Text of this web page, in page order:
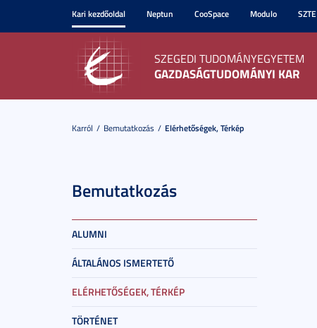
Kari kezdőoldal Neptun CooSpace Modulo SZTE
SZEGEDI TUDOMÁNYEGYETEM
GAZDASÁGTUDOMÁNYI KAR
Karról Bemutatkozás Elérhetőségek, Térkép
Bemutatkozás
ALUMNI
ÁLTALÁNOS ISMERTETŐ
ELÉRHETŐSÉGEK, TÉRKÉP
TÖRTÉNET